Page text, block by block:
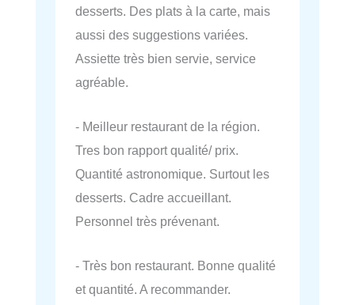
desserts. Des plats à la carte, mais
aussi des suggestions variées.
Assiette très bien servie, service
agréable.
- Meilleur restaurant de la région.
Tres bon rapport qualité/ prix.
Quantité astronomique. Surtout les
desserts. Cadre accueillant.
Personnel très prévenant.
- Très bon restaurant. Bonne qualité
et quantité. A recommander.